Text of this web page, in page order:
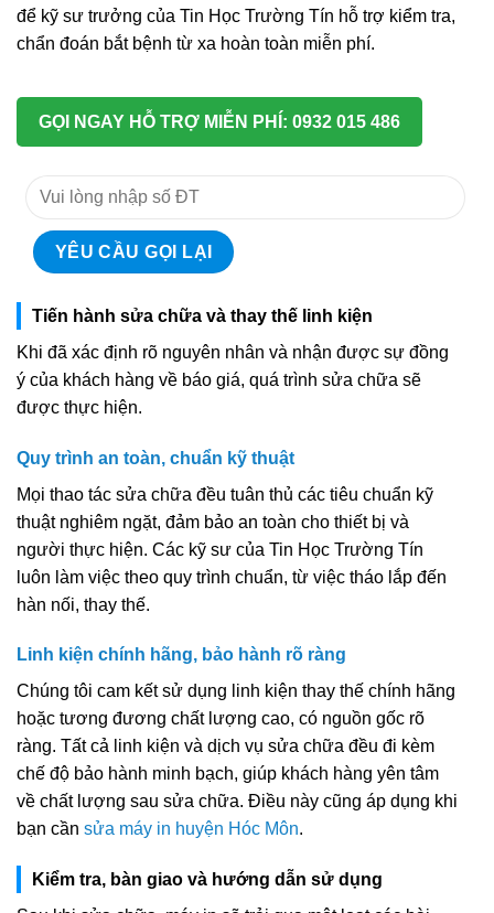
để kỹ sư trưởng của Tin Học Trường Tín hỗ trợ kiểm tra,
chẩn đoán bắt bệnh từ xa hoàn toàn miễn phí.
GỌI NGAY HỖ TRỢ MIỄN PHÍ: 0932 015 486
Tiến hành sửa chữa và thay thế linh kiện
Khi đã xác định rõ nguyên nhân và nhận được sự đồng
ý của khách hàng về báo giá, quá trình sửa chữa sẽ
được thực hiện.
Quy trình an toàn, chuẩn kỹ thuật
Mọi thao tác sửa chữa đều tuân thủ các tiêu chuẩn kỹ
thuật nghiêm ngặt, đảm bảo an toàn cho thiết bị và
người thực hiện. Các kỹ sư của Tin Học Trường Tín
luôn làm việc theo quy trình chuẩn, từ việc tháo lắp đến
hàn nối, thay thế.
Linh kiện chính hãng, bảo hành rõ ràng
Chúng tôi cam kết sử dụng linh kiện thay thế chính hãng
hoặc tương đương chất lượng cao, có nguồn gốc rõ
ràng. Tất cả linh kiện và dịch vụ sửa chữa đều đi kèm
chế độ bảo hành minh bạch, giúp khách hàng yên tâm
về chất lượng sau sửa chữa. Điều này cũng áp dụng khi
bạn cần sửa máy in huyện Hóc Môn.
Kiểm tra, bàn giao và hướng dẫn sử dụng